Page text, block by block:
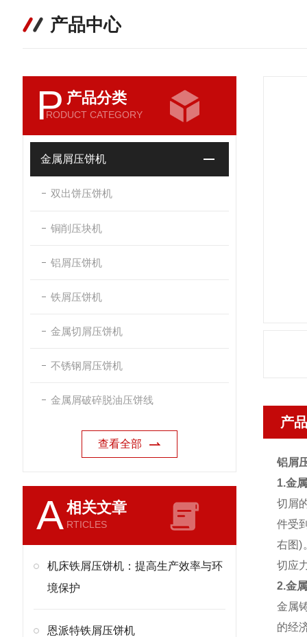
产品中心
P 产品分类
RODUCT CATEGORY
金属屑压饼机
双出饼压饼机
铜削压块机
铝屑压饼机
铁屑压饼机
金属切屑压饼机
不锈钢屑压饼机
金属屑破碎脱油压饼线
查看全部
A相关文章
RTICLES
机床铁屑压饼机：提高生产效率与环
境保护
恩派特铁屑压饼机
产
铝屑
1.金
切屑
件受
右图)
切应
2.金
金属
的经